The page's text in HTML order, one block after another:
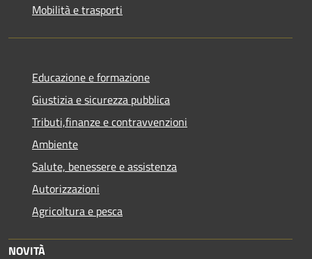
Mobilità e trasporti
Educazione e formazione
Giustizia e sicurezza pubblica
Tributi,finanze e contravvenzioni
Ambiente
Salute, benessere e assistenza
Autorizzazioni
Agricoltura e pesca
NOVITÀ